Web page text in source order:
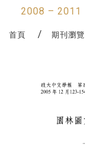
2008 – 2011
首頁 期刊瀏覽